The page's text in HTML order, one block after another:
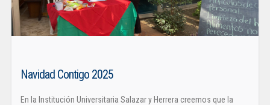
Navidad Contigo 2025
En la Institución Universitaria Salazar y Herrera creemos que la